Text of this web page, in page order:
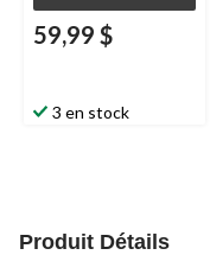
59,99 $
3 en stock
Produit Détails